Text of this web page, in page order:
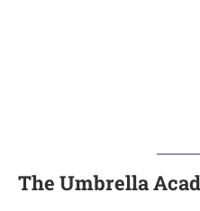
The Umbrella